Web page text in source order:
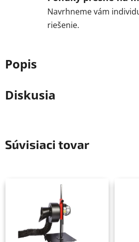
Navrhneme vám
riešenie.
Popis
Diskusia
Súvisiaci tovar